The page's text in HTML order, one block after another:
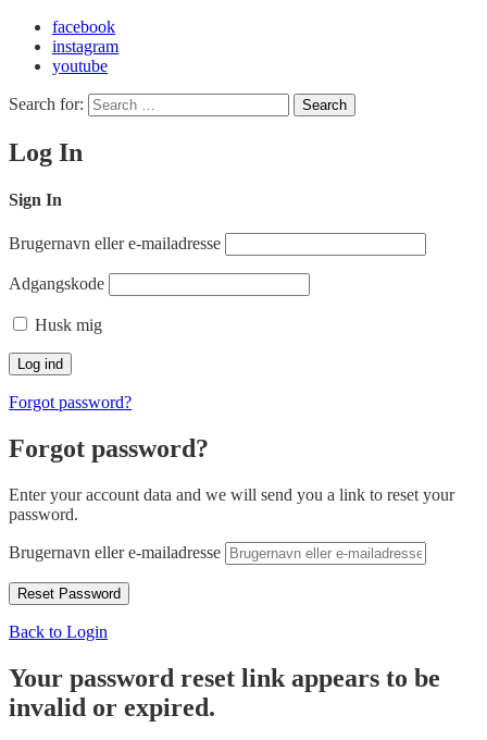
facebook
instagram
youtube
Search for: Search
Log In
Sign In
Brugernavn eller e-mailadresse
Adgangskode
Husk mig
Forgot password?
Forgot password?
Enter your account data and we will send you a link to reset your
password.
Brugernavn eller e-mailadresse
Back to Login
Your password reset link appears to be
invalid or expired.